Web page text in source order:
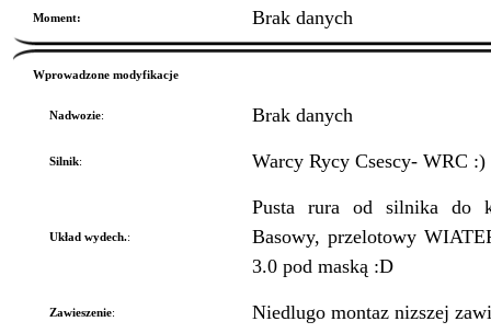
Moment: Brak danych
Wprowadzone modyfikacje
Nadwozie: Brak danych
Silnik: Warcy Rycy Csescy- WRC
Układ wydech.:
Pusta rura od silnika do
Basowy, przelotowy
3.0 pod maską :D
Zawieszenie: Niedlugo montaz nizszej